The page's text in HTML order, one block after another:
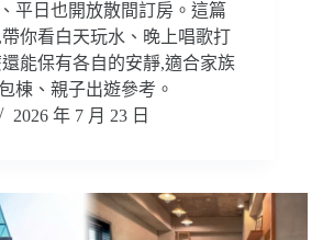
平日也開放散間訂房。這篇
你看白天玩水、晚上唱歌打
能保有各自的安靜,適合家族
棟、親子出遊參考。
2026 年 7 月 23 日